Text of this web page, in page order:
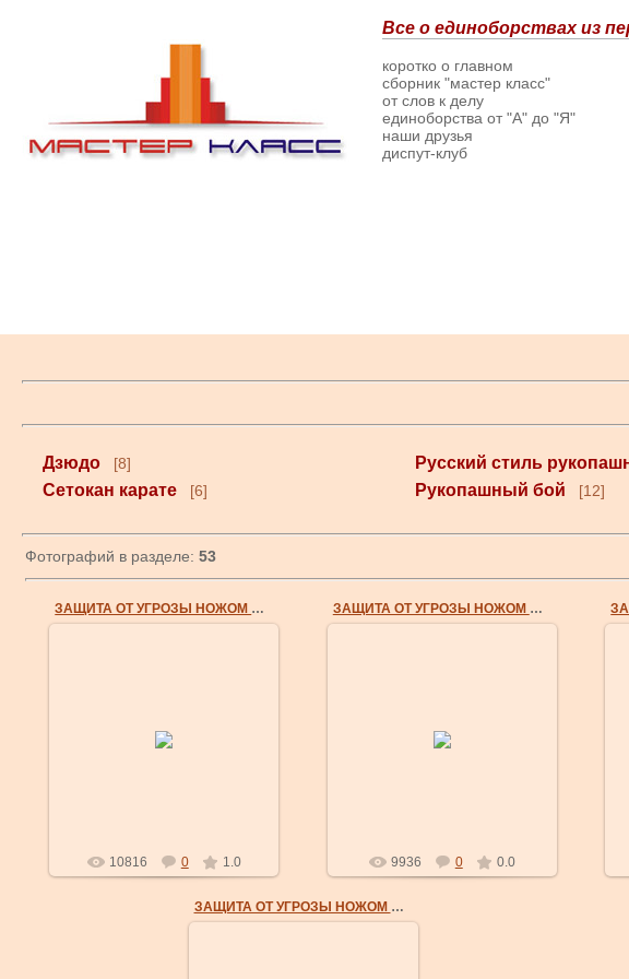
Все о единоборствах из
коротко о главном
сборник "мастер класс"
от слов к делу
единоборства от "А" до "Я"
наши друзья
диспут-клуб
Дзюдо [8] Русский стиль
Сетокан карате [6] Рукопашный бой [12]
Фотографий в разделе: 53
ЗАЩИТА ОТ УГРОЗЫ НОЖОМ СЗАДИ
расслабиться и не паниковать. У
нападающего должно создаться
10816 0 1.0
ЗАЩИТА ОТ УГРОЗЫ НОЖОМ СЗАДИ
запястье противника и отводим
его руку вперед-вниз, тем самым
9936 0 0.0
ЗАЩИТА ОТ УГРОЗЫ НОЖОМ СЗАДИ